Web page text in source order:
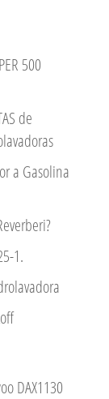
500
de
a Gasolina
1.
DAX1130